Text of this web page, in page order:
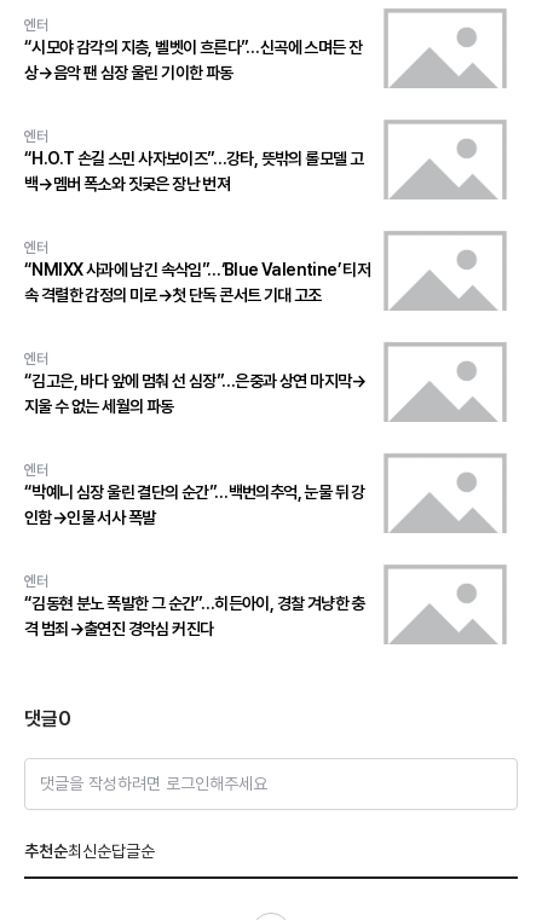
엔터
“시모야 감각의 지층, 벨벳이 흐른다”…신곡에 스며든 잔
상→음악 팬 심장 울린 기이한 파동
엔터
“H.O.T 손길 스민 사자보이즈”…강타, 뜻밖의 롤모델 고
백→멤버 폭소와 짓궂은 장난 번져
엔터
“NMIXX 사과에 남긴 속삭임”…‘Blue Valentine’ 티저
속 격렬한 감정의 미로→첫 단독 콘서트 기대 고조
엔터
“김고은, 바다 앞에 멈춰 선 심장”…은중과 상연 마지막→
지울 수 없는 세월의 파동
엔터
“박예니 심장 울린 결단의 순간”…백번의추억, 눈물 뒤 강
인함→인물 서사 폭발
엔터
“김동현 분노 폭발한 그 순간”…히든아이, 경찰 겨냥한 충
격 범죄→출연진 경악심 커진다
댓글0
댓글을 작성하려면 로그인해주세요
추천순최신순답글순